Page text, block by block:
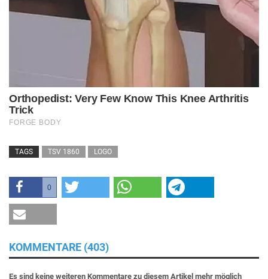
TAGS TSV 1860 LOGO
0
KOMMENTARE (403)
Es sind keine weiteren Kommentare zu diesem Artikel mehr möglich